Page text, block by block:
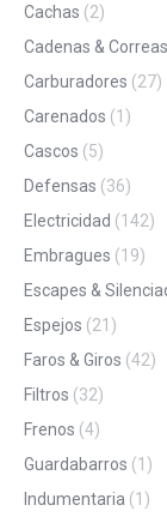
Cachas (2)
Cadenas & Correas
Carburadores (27)
Carenados (1)
Cascos (5)
Defensas (36)
Electricidad (142)
Embragues (19)
Escapes &
Espejos (21)
Faros & Giros (42)
Filtros (32)
Frenos (4)
Guardabarros (1)
Indumentaria (1)